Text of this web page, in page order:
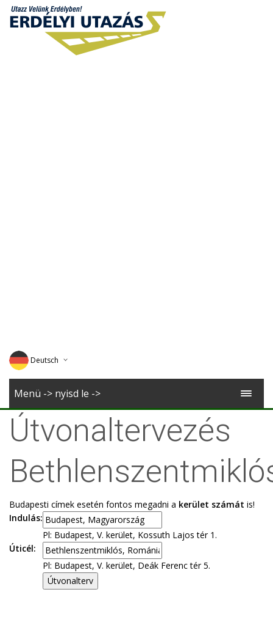
Deutsch
English
Romana
Menü -> nyisd le ->
Útvonaltervezés
Budapesti címek esetén fontos megadni a kerület számát is!
Indulás:
Pl: Budapest, V. kerület, Kossuth Lajos tér 1.
Úticél:
Pl: Budapest, V. kerület, Deák Ferenc tér 5.